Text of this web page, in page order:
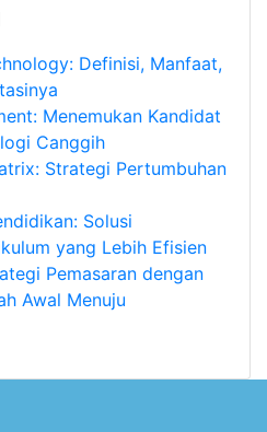
Definisi, Manfaat,
Menemukan Kandidat
Canggih
Strategi Pertumbuhan
Solusi
yang Lebih Efisien
Pemasaran dengan
Awal Menuju